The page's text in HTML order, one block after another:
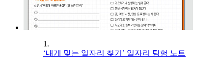
1.
‘내게 맞는 일자리 찾기’ 일자리 탐험 노트